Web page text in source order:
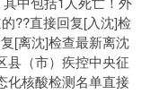
??直接回复[入沈]检
[离沈]检查最新离沈
县（市）疾控中央征
化核酸检测名单直接